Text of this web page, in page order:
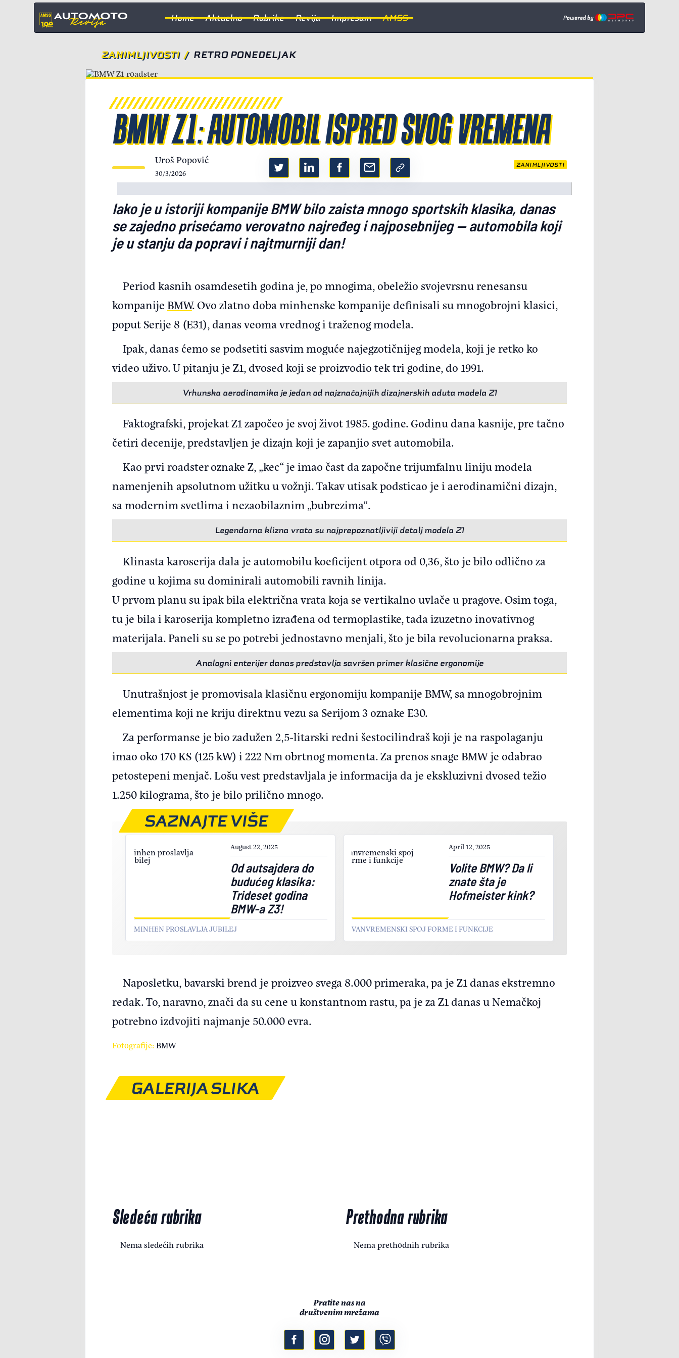
Home Aktuelno Rubrike Revija Impresum AMSS
ZANIMLJIVOSTI / RETRO PONEDELJAK
BMW Z1: AUTOMOBIL ISPRED SVOG VREMENA
Uroš Popović
30/3/2026
ZANIMLJIVOSTI
Iako je u istoriji kompanije BMW bilo zaista mnogo sportskih klasika, danas
se zajedno prisećamo verovatno najređeg i najposebnijeg — automobila koji
je u stanju da popravi i najtmurniji dan!
Period kasnih osamdesetih godina je, po mnogima, obeležio svojevrsnu renesansu
kompanije BMW. Ovo zlatno doba minhenske kompanije definisali su mnogobrojni klasici,
poput Serije 8 (E31), danas veoma vrednog i traženog modela.
Ipak, danas ćemo se podsetiti sasvim moguće najegzotičnijeg modela, koji je retko ko
video uživo. U pitanju je Z1, dvosed koji se proizvodio tek tri godine, do 1991.
Vrhunska aerodinamika je jedan od najznačajnijih dizajnerskih aduta modela Z1
Faktografski, projekat Z1 započeo je svoj život 1985. godine. Godinu dana kasnije, pre tačno
četiri decenije, predstavljen je dizajn koji je zapanjio svet automobila.
Kao prvi roadster oznake Z, „kec“ je imao čast da započne trijumfalnu liniju modela
namenjenih apsolutnom užitku u vožnji. Takav utisak podsticao je i aerodinamični dizajn,
sa modernim svetlima i nezaobilaznim „bubrezima“.
Legendarna klizna vrata su najprepoznatljiviji detalj modela Z1
Klinasta karoserija dala je automobilu koeficijent otpora od 0,36, što je bilo odlično za
godine u kojima su dominirali automobili ravnih linija.
U prvom planu su ipak bila električna vrata koja se vertikalno uvlače u pragove. Osim toga,
tu je bila i karoserija kompletno izrađena od termoplastike, tada izuzetno inovativnog
materijala. Paneli su se po potrebi jednostavno menjali, što je bila revolucionarna praksa.
Analogni enterijer danas predstavlja savršen primer klasične ergonomije
Unutrašnjost je promovisala klasičnu ergonomiju kompanije BMW, sa mnogobrojnim
elementima koji ne kriju direktnu vezu sa Serijom 3 oznake E30.
Za performanse je bio zadužen 2,5-litarski redni šestocilindraš koji je na raspolaganju
imao oko 170 KS (125 kW) i 222 Nm obrtnog momenta. Za prenos snage BMW je odabrao
petostepeni menjač. Lošu vest predstavljala je informacija da je ekskluzivni dvosed težio
1.250 kilograma, što je bilo prilično mnogo.
August 22, 2025
Od autsajdera do
budućeg klasika:
Trideset godina
BMW-a Z3!
MINHEN PROSLAVLJA JUBILEJ
April 12, 2025
Volite BMW? Da li
znate šta je
Hofmeister kink?
VANVREMENSKI SPOJ FORME I FUNKCIJE
SAZNAJTE VIŠE
Naposletku, bavarski brend je proizveo svega 8.000 primeraka, pa je Z1 danas ekstremno
redak. To, naravno, znači da su cene u konstantnom rastu, pa je za Z1 danas u Nemačkoj
potrebno izdvojiti najmanje 50.000 evra.
Fotografije:BMW
GALERIJA SLIKA
Sledeća rubrika
Nema sledećih rubrika
Prethodna rubrika
Nema prethodnih rubrika
Pratite nas na
društvenim mrežama